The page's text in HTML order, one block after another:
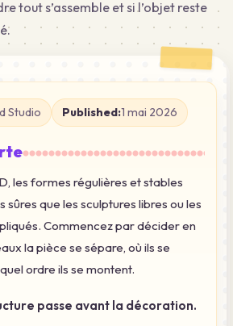
tout s’assemble et si l’objet reste
Studio Published:1 mai 2026
les formes régulières et stables
sûres que les sculptures libres ou les
Commencez par décider en
la pièce se sépare, où ils se
ordre ils se montent.
passe avant la décoration.